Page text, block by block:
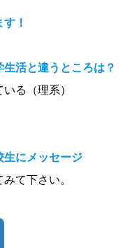
！
活と違うところは？
る（理系）
生にメッセージ
て下さい。